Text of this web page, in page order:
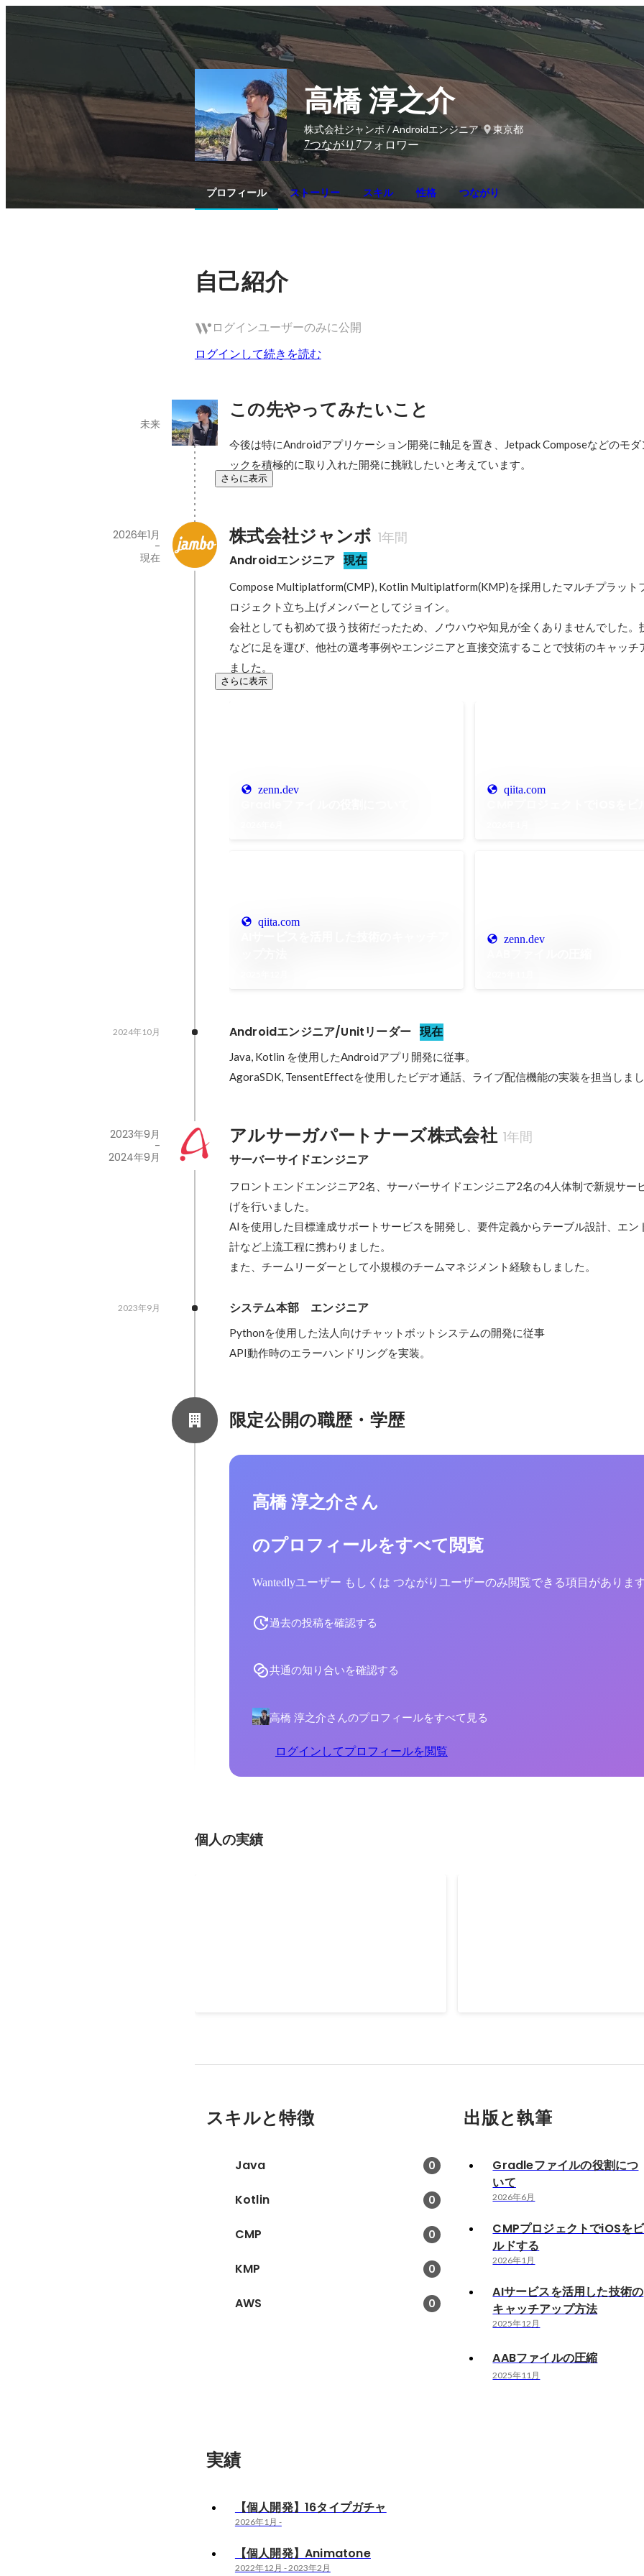
高橋 淳之介
株式会社ジャンボ / Androidエンジニア
東京都
7つながり 7フォロワー
プロフィール ストーリー スキル 性格 つながり
自己紹介
ログインユーザーのみに公開
ログインして続きを読む
この先やってみたいこと
未来
今後は特にAndroidアプリケーション開発に軸足を置き、Jetpack Composeなどのモ
ックを積極的に取り入れた開発に挑戦したいと考えています。
さらに表示
株式会社ジャンボ 1年間
Androidエンジニア 現在
2026年1月
-
現在
Compose Multiplatform(CMP), Kotlin Multiplatform(KMP)を採用したマルチプラット
ロジェクト立ち上げメンバーとしてジョイン。
会社としても初めて扱う技術だったため、ノウハウや知見が全くありませんでした。
などに足を運び、他社の選考事例やエンジニアと直接交流することで技術のキャッチ
ました。
さらに表示
zenn.dev qiita.com
qiita.com
zenn.dev
Androidエンジニア/Unitリーダー 現在
2024年10月
Java, Kotlin を使用したAndroidアプリ開発に従事。
AgoraSDK, TensentEffectを使用したビデオ通話、ライブ配信機能の実装を担当しま
アルサーガパートナーズ株式会社 1年間
サーバーサイドエンジニア
2023年9月
-
2024年9月
フロントエンドエンジニア2名、サーバーサイドエンジニア2名の4人体制で新規サー
げを行いました。
AIを使用した目標達成サポートサービスを開発し、要件定義からテーブル設計、エン
計など上流工程に携わりました。
また、チームリーダーとして小規模のチームマネジメント経験もしました。
システム本部　エンジニア
2023年9月
Pythonを使用した法人向けチャットボットシステムの開発に従事
API動作時のエラーハンドリングを実装。
限定公開の職歴・学歴
高橋 淳之介さん
のプロフィールをすべて閲覧
Wantedlyユーザー もしくは つながりユーザーのみ閲覧できる項目がありま
過去の投稿を確認する
共通の知り合いを確認する
高橋 淳之介さんのプロフィールをすべて見る
ログインしてプロフィールを閲覧
個人の実績
スキルと特徴
Java 0
Kotlin 0
CMP 0
KMP 0
AWS 0
出版と執筆
Gradleファイルの役割につ
いて
2026年6月
CMPプロジェクトでiOSをビ
ルドする
2026年1月
AIサービスを活用した技術の
キャッチアップ方法
2025年12月
AABファイルの圧縮
2025年11月
実績
【個人開発】16タイプガチャ
2026年1月 -
【個人開発】Animatone
2022年12月 -2023年2月